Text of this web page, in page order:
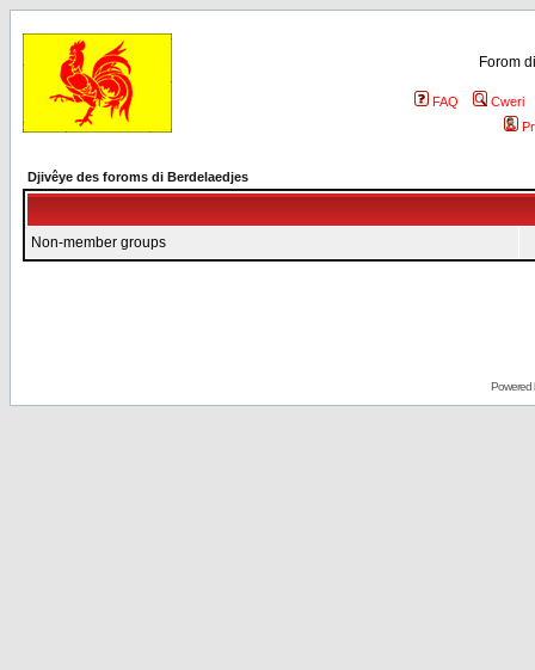
Forom
FAQ
Cweri
Djivêye des foroms di Berdelaedjes
Non-member groups
Powered